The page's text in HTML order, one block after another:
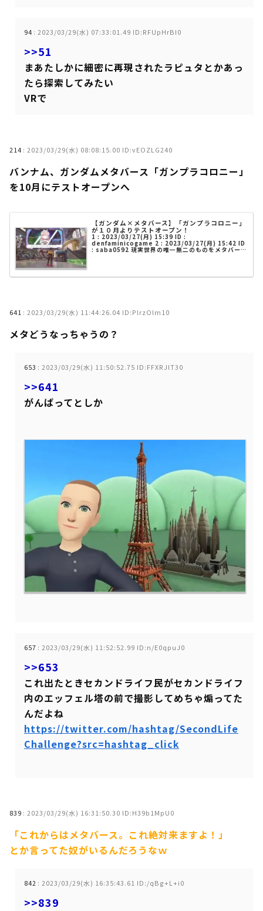
94 : 2023/03/29(水) 07:33:01.49 ID:RFUpHrBI0
>>51
まあたしかに細密に再現されたラピュタとかあっ
たら探索してみたい
VRで
214 : 2023/03/29(水) 08:08:15.00 ID:vEOZLG240
バンナム、ガンダムメタバース「ガンプラコロニー」
を10月にテストオープンへ
【ガンダム×メタバース】「ガンプラコロニー」
が１０月よりテストオープン！
1 : 2023/03/27(月) 15:39 ID :
denfaminicogame 2 : 2023/03/27(月) 15:42 ID
: saba0592 現実世界の唯一無二のものをメタバース
641 : 2023/03/29(水) 11:44:26.04 ID:PlrzOlm10
メタどうなっちゃうの？
653 : 2023/03/29(水) 11:50:52.75 ID:FFXRJlT30
>>641
がんばってとしか
657 : 2023/03/29(水) 11:52:52.99 ID:n/E0qpuJ0
>>653
これ出たときセカンドライフ民がセカンドライフ
内のエッフェル塔の前で撮影してめちゃ煽ってた
んだよね
https://twitter.com/hashtag/SecondLife
Challenge?src=hashtag_click
839 : 2023/03/29(水) 16:31:50.30 ID:H39b1MpU0
「これからはメタバース。これ絶対来ますよ！」
とか言ってた奴がいるんだろうなｗ
842 : 2023/03/29(水) 16:35:43.61 ID:/qBg+L+i0
>>839